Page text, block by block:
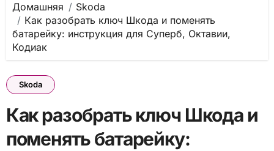
Домашняя
Skoda
Как разобрать ключ Шкода и поменять
батарейку: инструкция для Суперб, Октавии,
Кодиак
Skoda
Как разобрать ключ Шкода и
поменять батарейку: